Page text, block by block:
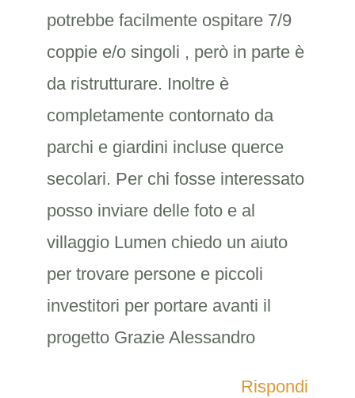
potrebbe facilmente ospitare 7/9
coppie e/o singoli , però in parte è
da ristrutturare. Inoltre è
completamente contornato da
parchi e giardini incluse querce
secolari. Per chi fosse interessato
posso inviare delle foto e al
villaggio Lumen chiedo un aiuto
per trovare persone e piccoli
investitori per portare avanti il
progetto Grazie Alessandro
Rispondi